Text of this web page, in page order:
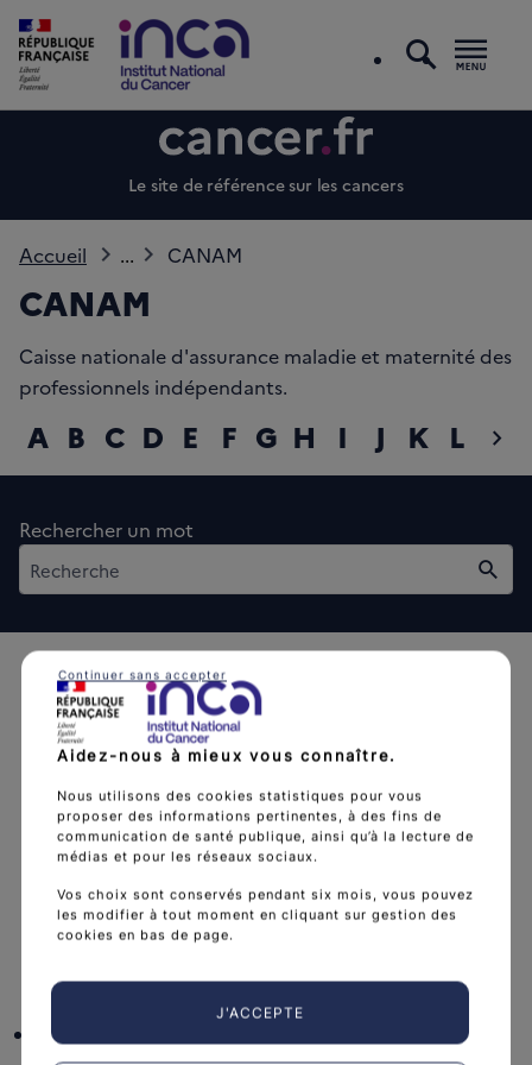
Le site de référence sur les cancers
Accueil ... CANAM
CANAM
Caisse nationale d'assurance maladie et maternité des
professionnels indépendants.
chevron_right
A B C D E F G H I J K L M
Rechercher un mot
L'Institut national du cancer est l’agence d'expertise
sanitaire et scientifique en cancérologie de l’État.
Découvrir l’Institut
arrow_forward
Nous suivre
Aidez-nous à mieux vous connaître.
Nous utilisons des cookies statistiques pour vous
proposer des informations pertinentes, à des fins de
communication de santé publique, ainsi qu’à la lecture de
médias et pour les réseaux sociaux.
Vos choix sont conservés pendant six mois, vous pouvez
les modifier à tout moment en cliquant sur gestion des
cookies en bas de page.
J'ACCEPTE
Continuer sans accepter